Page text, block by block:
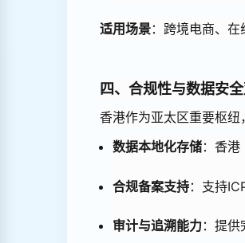
适用场景：跨境电商、
四、合规性与数据安
香港作为亚太区重要枢纽
数据本地化存储：香
合规备案支持：支持
审计与追溯能力：提供